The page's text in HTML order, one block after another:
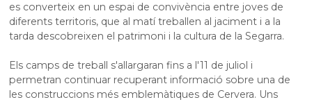
es converteix en un espai de convivència entre joves de
diferents territoris, que al matí treballen al jaciment i a la
tarda descobreixen el patrimoni i la cultura de la Segarra.
Els camps de treball s'allargaran fins a l'11 de juliol i
permetran continuar recuperant informació sobre una de
les construccions més emblemàtiques de Cervera. Uns